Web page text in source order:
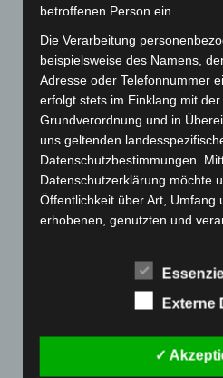
Spielbetrieb /
Am Donnerstag, den
Landesverband auf Grund
sofortiger Wirkung, dass:–
für die Saison 2019/2020
Spielbetrieb der aktiven
wird. …
MEHR
betroffenen Person ein.
Die Verarbeitung
beispielsweise des Namens,
Adresse oder Telefonnummer
erfolgt stets im Einklang mit
Grundverordnung und in
uns geltenden
Datenschutzbestimmungen.
Datenschutzerklärung möchte
Öffentlichkeit über Art, Umfang
erhobenen, genutzten und
betroffene Personen mittels
über die ihnen zustehenden
Wir haben als für die
umgesetzt, um einen möglichst
Externe
✓